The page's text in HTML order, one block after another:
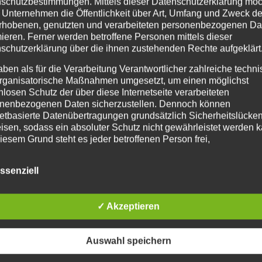
Ein Patient musst liegen aus dem 1. OG
nur eine Rettung mittels DLK möglich.
und Transport des Patienten. Während der Rettung musste
Unternehmen die Öffentlichkeit über Art, Umfang und Zweck
genutzten und verarbeiteten personenbezogenen
Ferner werden betroffene Personen mittels dieser
über die ihnen zustehenden Rechte aufgeklärt.
als für die Verarbeitung Verantwortlicher zahlreiche
Maßnahmen umgesetzt, um einen möglichst
Schutz der über diese Internetseite verarbeiteten
Daten sicherzustellen. Dennoch können
Datenübertragungen grundsätzlich Sicherheitslücken
sodass ein absoluter Schutz nicht gewährleistet werden
Grund steht es jeder betroffenen Person frei,
an uns zu übermitteln.
beruht auf den Begrifflichkeiten, die durch den
für die Öffentlichkeit als auch für unsere Kunden und Geschäftspartner
lesbar und verständlich sein. Um dies zu gewährleisten, möchten wir
Begrifflichkeiten erläutern.
✓ Akzeptieren
Auswahl speichern